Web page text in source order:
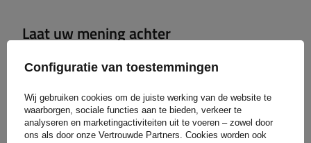
Laat uw mening achter
Uw score:
5/5
De inhoud van uw beoordeling
Configuratie van toestemmingen
Wij gebruiken cookies om de juiste werking van de website te
waarborgen, sociale functies aan te bieden, verkeer te
analyseren en marketingactiviteiten uit te voeren – zowel door
ons als door onze Vertrouwde Partners. Cookies worden ook